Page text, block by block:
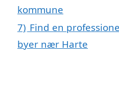
kommune
7) Find en
byer nær Harte